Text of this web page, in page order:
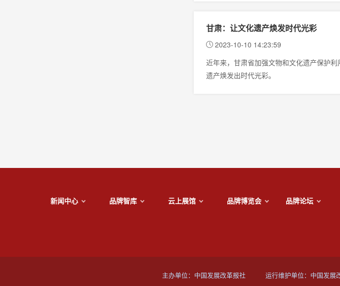
甘肃：让文化遗产焕发时代光彩
2023-10-10 14:23:59
近年来，甘肃省加强文物和文化遗产保护
遗产焕发出时代光彩。
新闻中心 品牌智库 云上展馆 品牌博览会 品牌论坛
主办单位：中国发展改革报社 运行维护单位：中国发展